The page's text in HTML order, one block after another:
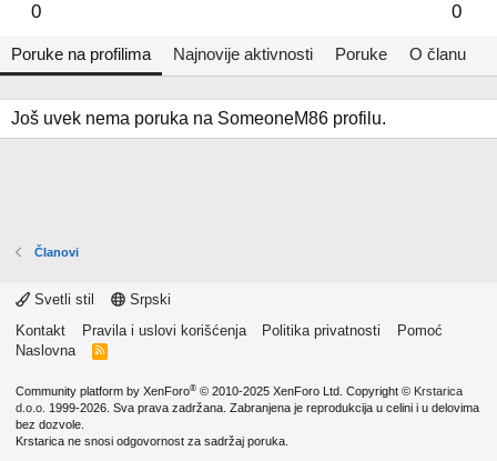
0 0
Poruke na profilima Najnovije aktivnosti Poruke O članu
Još uvek nema poruka na SomeoneM86 profilu.
Članovi
Svetli stil
Srpski
Kontakt
Pravila i uslovi korišćenja Politika privatnosti
Pomoć
Naslovna
R
Community platform by XenForo® © 2010-2025 XenForo Ltd. Copyright © Krstarica
d.o.o. 1999-2026. Sva prava zadržana. Zabranjena je reprodukcija u celini i u delovima
bez dozvole.
Krstarica ne snosi odgovornost za sadržaj poruka.